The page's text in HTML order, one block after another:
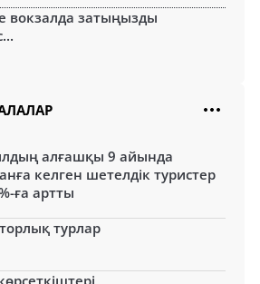
вокзалда затыңызды
алғашқы 9 айында
келген шетелдік туристер
ға артты
турлар